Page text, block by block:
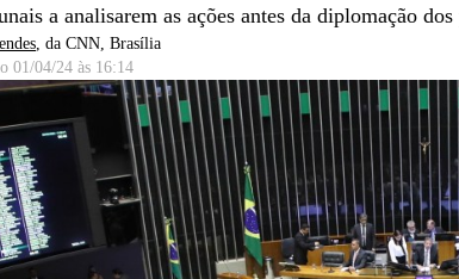
a analisarem as ações antes da diplomação dos
, da CNN, Brasília
01/04/24 às 16:14